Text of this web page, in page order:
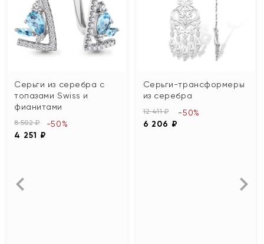
Серьги из серебра с
топазами Swiss и
фианитами
8 502 ₽
4 251 ₽
-50%
Серьги-трансформеры
из серебра
12 411 ₽
6 206 ₽
-50%